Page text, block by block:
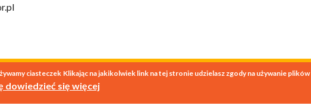
ciasteczek Klikając na jakikolwiek link na tej stronie udzielasz zgody na używanie plików
dowiedzieć się więcej